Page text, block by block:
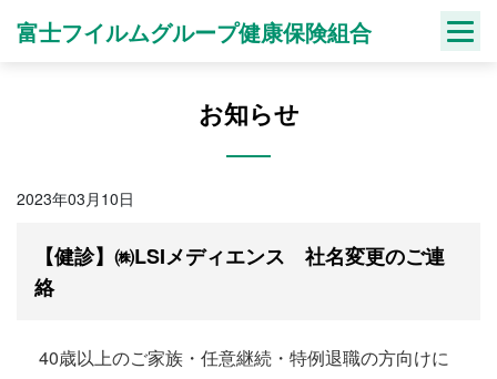
富士フイルムグループ健康保険組合
お知らせ
2023年03月10日
【健診】㈱LSIメディエンス 社名変更のご連
絡
40歳以上のご家族・任意継続・特例退職の方向けに